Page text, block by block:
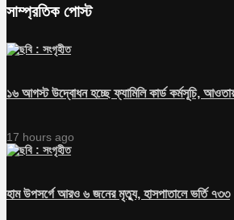
সাম্প্রতিক পোস্ট
১৬ আগস্ট উদ্বোধন হচ্ছে ফ্যামিলি কার্ড কর্মসূচি,
17 hours ago
হাম উপসর্গে আরও ৬ জনের মৃত্যু, হাসপাতালে ভর্তি ৭৩৩